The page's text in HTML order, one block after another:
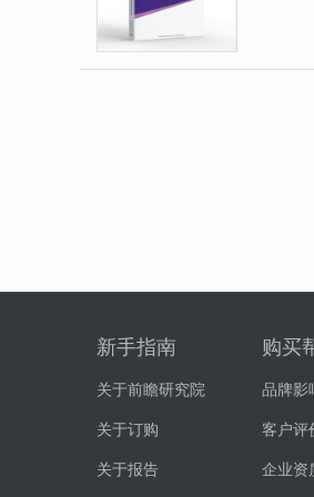
新手指南
关于前瞻研究院
关于订购
关于报告
购买
品牌影
客户评
企业资